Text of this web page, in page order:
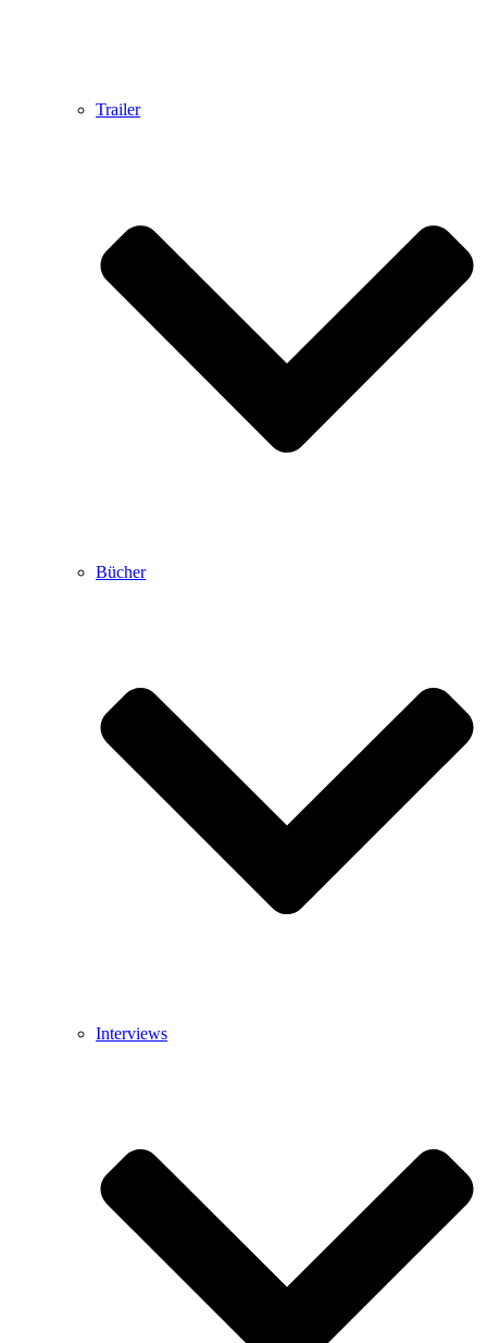
Trailer
Bücher
Interviews